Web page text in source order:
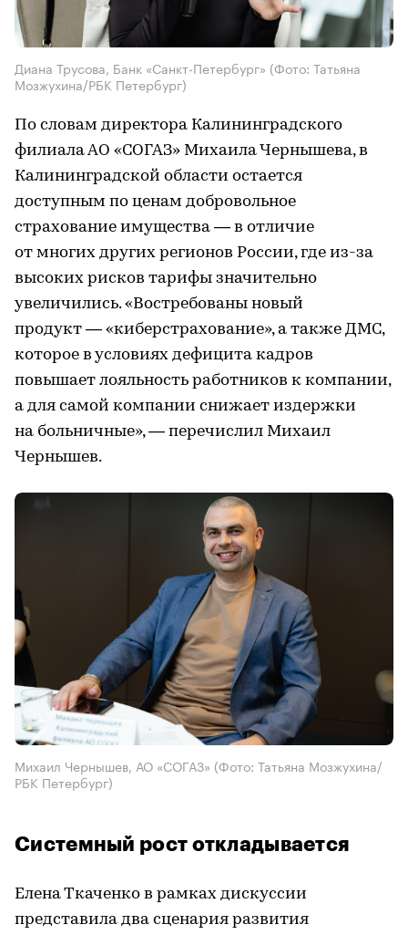
Диана Трусова, Банк «Санкт-Петербург» (Фото: Татьяна
Мозжухина/РБК Петербург)
По словам директора Калининградского
филиала АО «СОГАЗ» Михаила Чернышева, в
Калининградской области остается
доступным по ценам добровольное
страхование имущества — в отличие
от многих других регионов России, где из-за
высоких рисков тарифы значительно
увеличились. «Востребованы новый
продукт — «киберстрахование», а также ДМС,
которое в условиях дефицита кадров
повышает лояльность работников к компании,
а для самой компании снижает издержки
на больничные», — перечислил Михаил
Чернышев.
Михаил Чернышев, АО «СОГАЗ» (Фото: Татьяна Мозжухина/
РБК Петербург)
Системный рост откладывается
Елена Ткаченко в рамках дискуссии
представила два сценария развития